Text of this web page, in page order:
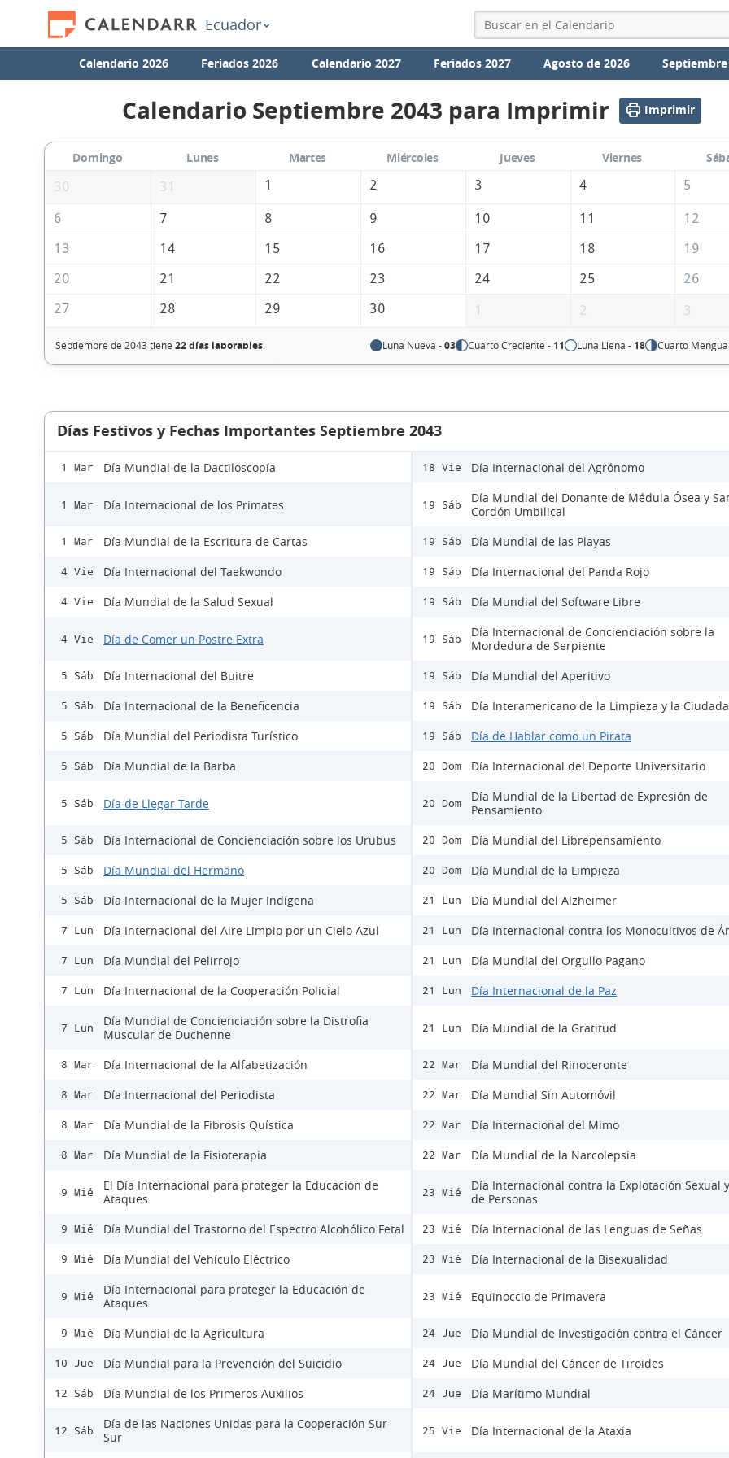
Ecuador
Calendario 2026 Feriados 2026 Calendario 2027 Feriados 2027 Agosto de 2026
Calendario Septiembre 2043 para Imprimir Imprimir
Domingo Lunes Martes Miércoles Jueves Viernes
30
31 1 2 3 4 5
6 7 8 9 10 11
12
13
14 15 16 17 18
19
20
21 22 23 24 25
26
27
28 29 30 1 2 3
Septiembre de 2043 tiene 22 días laborables. Luna Nueva -03 Cuarto Creciente - 11 Luna Llena - 18 Cuarto
Días Festivos y Fechas Importantes Septiembre 2043
1 Mar Día Mundial de la Dactiloscopía
1 Mar Día Internacional de los Primates
1 Mar Día Mundial de la Escritura de Cartas
4 Vie Día Internacional del Taekwondo
4 Vie Día Mundial de la Salud Sexual
4 Vie Día de Comer un Postre Extra
5 Sáb Día Internacional del Buitre
5 Sáb Día Internacional de la Beneficencia
5 Sáb Día Mundial del Periodista Turístico
5 Sáb Día Mundial de la Barba
5 Sáb Día de Llegar Tarde
5 Sáb Día Internacional de Concienciación sobre los Urubus
5 Sáb Día Mundial del Hermano
5 Sáb Día Internacional de la Mujer Indígena
7 Lun Día Internacional del Aire Limpio por un Cielo Azul
7 Lun Día Mundial del Pelirrojo
7 Lun Día Internacional de la Cooperación Policial
7 Lun
Día Mundial de Concienciación sobre la Distrofia
Muscular de Duchenne
8 Mar Día Internacional de la Alfabetización
8 Mar Día Internacional del Periodista
8 Mar Día Mundial de la Fibrosis Quística
8 Mar Día Mundial de la Fisioterapia
9 Mié
El Día Internacional para proteger la Educación de
Ataques
9 Mié Día Mundial del Trastorno del Espectro Alcohólico Fetal
9 Mié Día Mundial del Vehículo Eléctrico
9 Mié
Día Internacional para proteger la Educación de
Ataques
9 Mié Día Mundial de la Agricultura
10 Jue Día Mundial para la Prevención del Suicidio
12 Sáb Día Mundial de los Primeros Auxilios
12 Sáb
Día de las Naciones Unidas para la Cooperación Sur-
Sur
18 Vie Día Internacional del Agrónomo
19 Sáb
Día Mundial del Donante de Médula Ósea y
Cordón Umbilical
19 Sáb Día Mundial de las Playas
19 Sáb Día Internacional del Panda Rojo
19 Sáb Día Mundial del Software Libre
19 Sáb
Día Internacional de Concienciación sobre la
Mordedura de Serpiente
19 Sáb Día Mundial del Aperitivo
19 Sáb Día Interamericano de la Limpieza y la
19 Sáb Día de Hablar como un Pirata
20 Dom Día Internacional del Deporte Universitario
20 Dom
Día Mundial de la Libertad de Expresión de
Pensamiento
20 Dom Día Mundial del Librepensamiento
20 Dom Día Mundial de la Limpieza
21 Lun Día Mundial del Alzheimer
21 Lun Día Internacional contra los Monocultivos de
21 Lun Día Mundial del Orgullo Pagano
21 Lun Día Internacional de la Paz
21 Lun Día Mundial de la Gratitud
22 Mar Día Mundial del Rinoceronte
22 Mar Día Mundial Sin Automóvil
22 Mar Día Internacional del Mimo
22 Mar Día Mundial de la Narcolepsia
23 Mié
Día Internacional contra la Explotación Sexual
de Personas
23 Mié Día Internacional de las Lenguas de Señas
23 Mié Día Internacional de la Bisexualidad
23 Mié Equinoccio de Primavera
24 Jue Día Mundial de Investigación contra el Cáncer
24 Jue Día Mundial del Cáncer de Tiroides
24 Jue Día Marítimo Mundial
25 Vie Día Internacional de la Ataxia